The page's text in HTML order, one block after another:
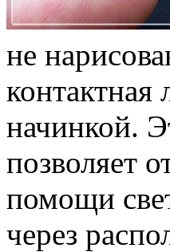
не
контактная
начинкой.
позволяет
помощи
через